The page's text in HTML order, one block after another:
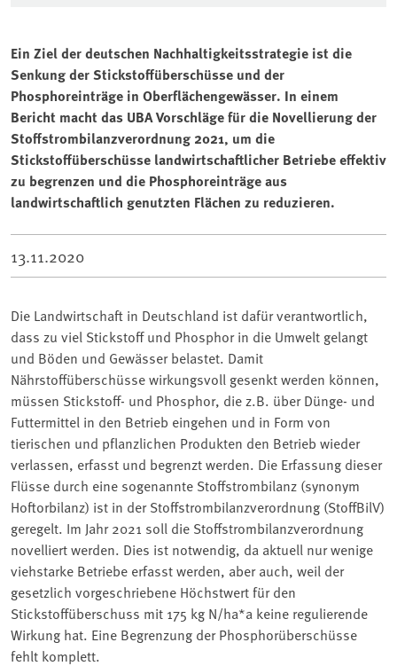
Ein Ziel der deutschen Nachhaltigkeitsstrategie ist die
Senkung der Stickstoffüberschüsse und der
Phosphoreinträge in Oberflächengewässer. In einem
Bericht macht das UBA Vorschläge für die Novellierung der
Stoffstrombilanzverordnung 2021, um die
Stickstoffüberschüsse landwirtschaftlicher Betriebe effektiv
zu begrenzen und die Phosphoreinträge aus
landwirtschaftlich genutzten Flächen zu reduzieren.
13.11.2020
Die Landwirtschaft in Deutschland ist dafür verantwortlich,
dass zu viel Stickstoff und Phosphor in die Umwelt gelangt
und Böden und Gewässer belastet. Damit
Nährstoffüberschüsse wirkungsvoll gesenkt werden können,
müssen Stickstoff- und Phosphor, die z.B. über Dünge- und
Futtermittel in den Betrieb eingehen und in Form von
tierischen und pflanzlichen Produkten den Betrieb wieder
verlassen, erfasst und begrenzt werden. Die Erfassung dieser
Flüsse durch eine sogenannte Stoffstrombilanz (synonym
Hoftorbilanz) ist in der Stoffstrombilanzverordnung (StoffBilV)
geregelt. Im Jahr 2021 soll die Stoffstrombilanzverordnung
novelliert werden. Dies ist notwendig, da aktuell nur wenige
viehstarke Betriebe erfasst werden, aber auch, weil der
gesetzlich vorgeschriebene Höchstwert für den
Stickstoffüberschuss mit 175 kg N/ha*a keine regulierende
Wirkung hat. Eine Begrenzung der Phosphorüberschüsse
fehlt komplett.